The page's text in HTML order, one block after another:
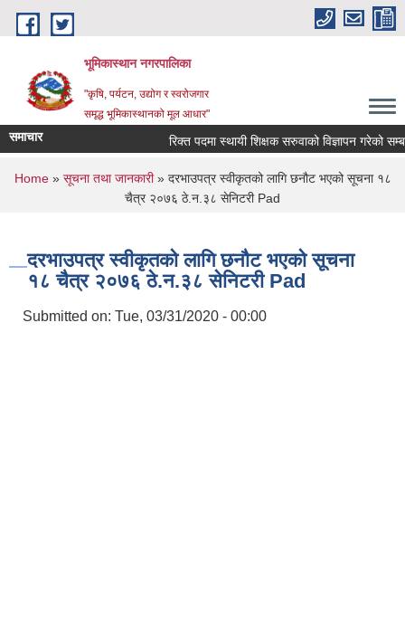
Skip to main content
भूमिकास्थान नगरपालिका
"कृषि, पर्यटन, उद्योग र स्वरोजगार
समृद्ध भूमिकास्थानको मूल आधार"
समाचार रिक्त पदमा स्थायी शिक्षक सरुवाको विज्ञापन गरेको
You are here
Home» सूचना तथा जानकारी» दरभाउपत्र स्वीकृतको लागि छनौट भएको सूचना १८
चैत्र २०७६ ठे.न‌.३८ सेनिटरी Pad
दरभाउपत्र स्वीकृतको लागि छनौट भएको सूचना
१८ चैत्र २०७६ ठे.न‌.३८ सेनिटरी Pad
Submitted on: Tue, 03/31/2020 - 00:00